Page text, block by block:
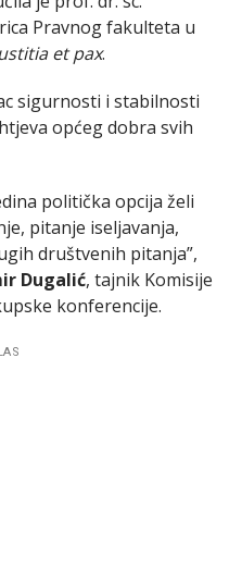
Pravnog fakulteta u
et pax.
sigurnosti i stabilnosti
općeg dobra svih
politička opcija želi
pitanje iseljavanja,
društvenih pitanja”,
Dugalić, tajnik Komisije
konferencije.